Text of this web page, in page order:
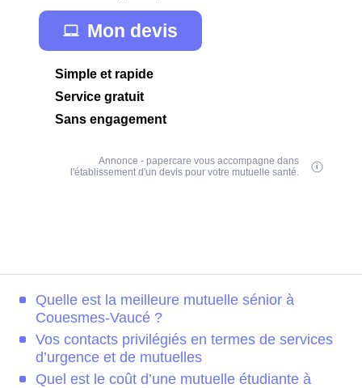
Mon devis
Simple et rapide
Service gratuit
Sans engagement
Annonce - papercare vous accompagne dans
l'établissement d'un devis pour votre mutuelle santé.
Quelle est la meilleure mutuelle sénior à
Couesmes-Vaucé ?
Vos contacts privilégiés en termes de services
d’urgence et de mutuelles
Quel est le coût d’une mutuelle étudiante à